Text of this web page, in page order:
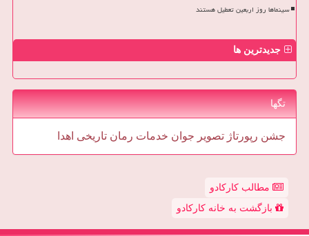
سینماها روز اربعین تعطیل هستند
جدیدترین ها
تگها
جشن رپورتاژ تصویر جوان خدمات رمان تاریخی اهدا
مطالب کارکادو
بازگشت به خانه کارکادو